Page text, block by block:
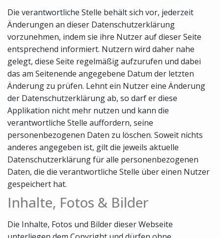
Die verantwortliche Stelle behält sich vor, jederzeit
Änderungen an dieser Datenschutzerklärung
vorzunehmen, indem sie ihre Nutzer auf dieser Seite
entsprechend informiert. Nutzern wird daher nahe
gelegt, diese Seite regelmäßig aufzurufen und dabei
das am Seitenende angegebene Datum der letzten
Änderung zu prüfen. Lehnt ein Nutzer eine Änderung
der Datenschutzerklärung ab, so darf er diese
Applikation nicht mehr nutzen und kann die
verantwortliche Stelle auffordern, seine
personenbezogenen Daten zu löschen. Soweit nichts
anderes angegeben ist, gilt die jeweils aktuelle
Datenschutzerklärung für alle personenbezogenen
Daten, die die verantwortliche Stelle über einen Nutzer
gespeichert hat.
Inhalte, Fotos & Bilder
Die Inhalte, Fotos und Bilder dieser Webseite